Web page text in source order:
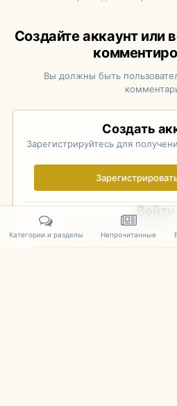
Создайте аккаунт или
Вы должны быть
Создать
Зарегистрируйтесь для
Войти
Уже зарегистрированы?
Категории и разделы Непрочитанные